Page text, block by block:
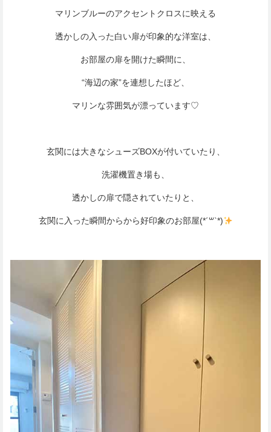
マリンブルーのアクセントクロスに映える
透かしの入った白い扉が印象的な洋室は、
お部屋の扉を開けた瞬間に、
“海辺の家”を連想したほど、
マリンな雰囲気が漂っています♡
玄関には大きなシューズBOXが付いていたり、
洗濯機置き場も、
透かしの扉で隠されていたりと、
玄関に入った瞬間からから好印象のお部屋(*´꒳`*)